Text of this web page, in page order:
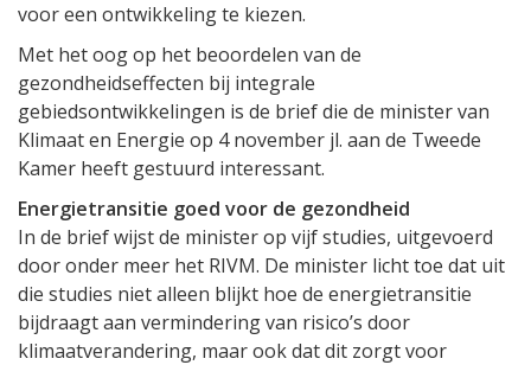
voor een ontwikkeling te kiezen.
Met het oog op het beoordelen van de
gezondheidseffecten bij integrale
gebiedsontwikkelingen is de brief die de minister van
Klimaat en Energie op 4 november jl. aan de Tweede
Kamer heeft gestuurd interessant.
Energietransitie goed voor de gezondheid
In de brief wijst de minister op vijf studies, uitgevoerd
door onder meer het RIVM. De minister licht toe dat uit
die studies niet alleen blijkt hoe de energietransitie
bijdraagt aan vermindering van risico’s door
klimaatverandering, maar ook dat dit zorgt voor